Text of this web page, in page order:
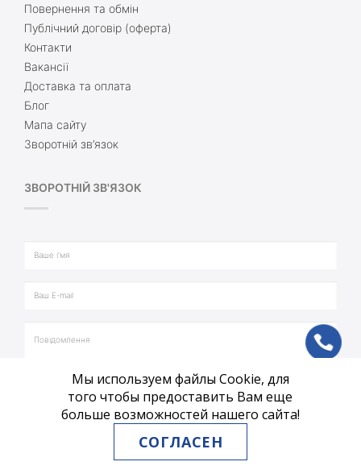
Повернення та обмін
Публічний договір (оферта)
Контакти
Вакансії
Доставка та оплата
Блог
Мапа сайту
Зворотній зв’язок
ЗВОРОТНІЙ ЗВ'ЯЗОК
ВІДПРАВИТИ
ph
Мы используем файлы Cookie, для
того чтобы предоставить Вам еще
больше возможностей нашего сайта!
СОГЛАСЕН